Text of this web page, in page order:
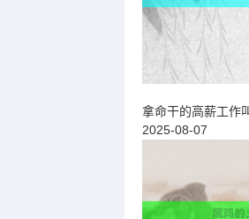
拿命干的高薪工作
2025-08-07